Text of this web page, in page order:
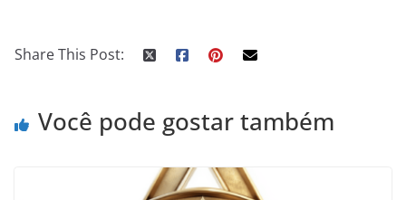
Share This Post:
Você pode gostar também